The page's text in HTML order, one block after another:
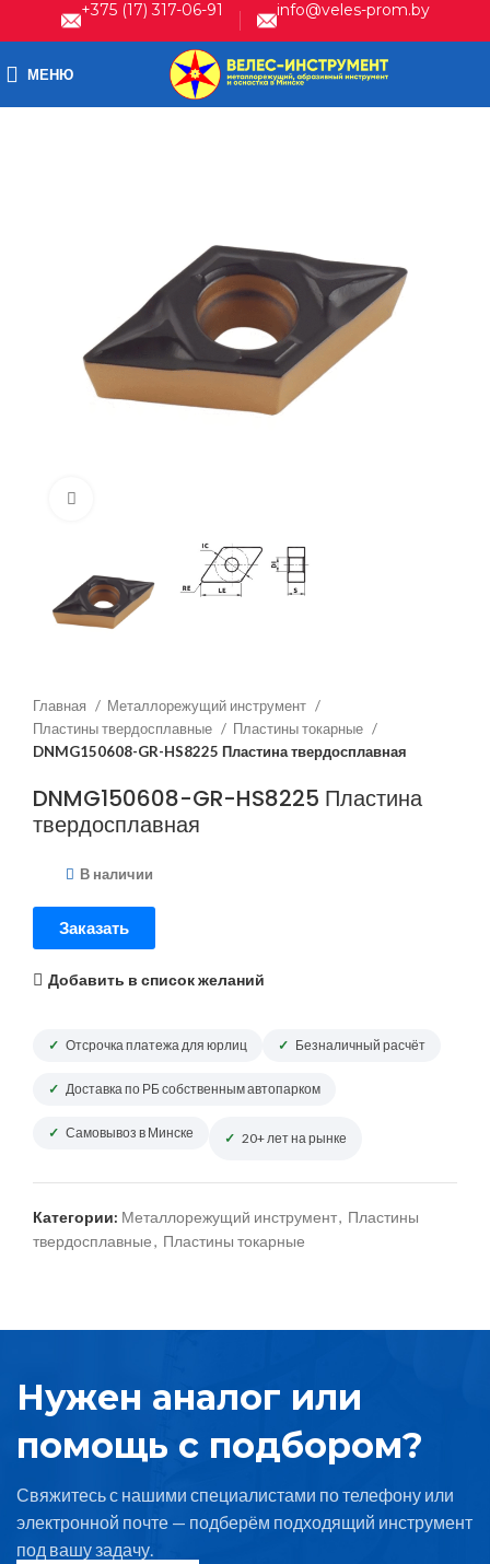
+375 (17) 317-06-91 info@veles-prom.by
МЕНЮ
Главная
Металлорежущий инструмент
Пластины твердосплавные
Пластины токарные
DNMG150608-GR-HS8225 Пластина твердосплавная
DNMG150608-GR-HS8225 Пластина
твердосплавная
В наличии
Заказать
Добавить в список желаний
Отсрочка платежа для юрлиц Безналичный расчёт
Доставка по РБ собственным автопарком
Самовывоз в Минске 20+ лет на рынке
Категории: Металлорежущий инструмент, Пластины
твердосплавные, Пластины токарные
Нужен аналог или
помощь с подбором?
Свяжитесь с нашими специалистами по телефону или
электронной почте — подберём подходящий инструмент
под вашу задачу.